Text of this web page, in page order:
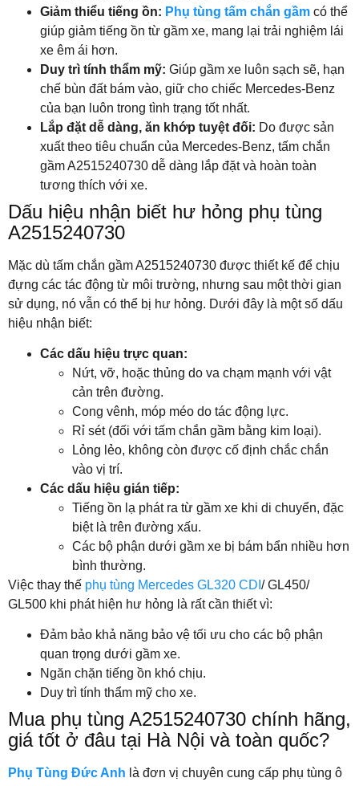
Giảm thiểu tiếng ồn: Phụ tùng tấm chắn gầm có thể
giúp giảm tiếng ồn từ gầm xe, mang lại trải nghiệm lái
xe êm ái hơn.
Duy trì tính thẩm mỹ: Giúp gầm xe luôn sạch sẽ, hạn
chế bùn đất bám vào, giữ cho chiếc Mercedes-Benz
của bạn luôn trong tình trạng tốt nhất.
Lắp đặt dễ dàng, ăn khớp tuyệt đối: Do được sản
xuất theo tiêu chuẩn của Mercedes-Benz, tấm chắn
gầm A2515240730 dễ dàng lắp đặt và hoàn toàn
tương thích với xe.
Dấu hiệu nhận biết hư hỏng phụ tùng
A2515240730
Mặc dù tấm chắn gầm A2515240730 được thiết kế để chịu
đựng các tác động từ môi trường, nhưng sau một thời gian
sử dụng, nó vẫn có thể bị hư hỏng. Dưới đây là một số dấu
hiệu nhận biết:
Các dấu hiệu trực quan:
Nứt, vỡ, hoặc thủng do va chạm mạnh với vật
cản trên đường.
Cong vênh, móp méo do tác động lực.
Rỉ sét (đối với tấm chắn gầm bằng kim loại).
Lỏng lẻo, không còn được cố định chắc chắn
vào vị trí.
Các dấu hiệu gián tiếp:
Tiếng ồn lạ phát ra từ gầm xe khi di chuyển, đặc
biệt là trên đường xấu.
Các bộ phận dưới gầm xe bị bám bẩn nhiều hơn
bình thường.
Việc thay thế phụ tùng Mercedes GL320 CDI / GL450/
GL500 khi phát hiện hư hỏng là rất cần thiết vì:
Đảm bảo khả năng bảo vệ tối ưu cho các bộ phận
quan trọng dưới gầm xe.
Ngăn chặn tiếng ồn khó chịu.
Duy trì tính thẩm mỹ cho xe.
Mua phụ tùng A2515240730 chính hãng,
giá tốt ở đâu tại Hà Nội và toàn quốc?
Phụ Tùng Đức Anh là đơn vị chuyên cung cấp phụ tùng ô